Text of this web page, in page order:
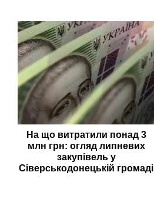
На що витратили понад 3
млн грн: огляд липневих
закупівель у
Сіверськодонецькій громаді